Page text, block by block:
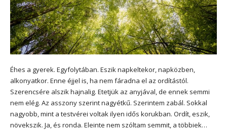
Éhes a gyerek. Egyfolytában. Eszik napkeltekor, napközben,
alkonyatkor. Enne éjjel is, ha nem fáradna el az ordítástól.
Szerencsére alszik hajnalig. Etetjük az anyjával, de ennek semmi
nem elég. Az asszony szerint nagyétkű. Szerintem zabál. Sokkal
nagyobb, mint a testvérei voltak ilyen idős korukban. Ordít, eszik,
növekszik. Ja, és ronda. Eleinte nem szóltam semmit, a többiek…